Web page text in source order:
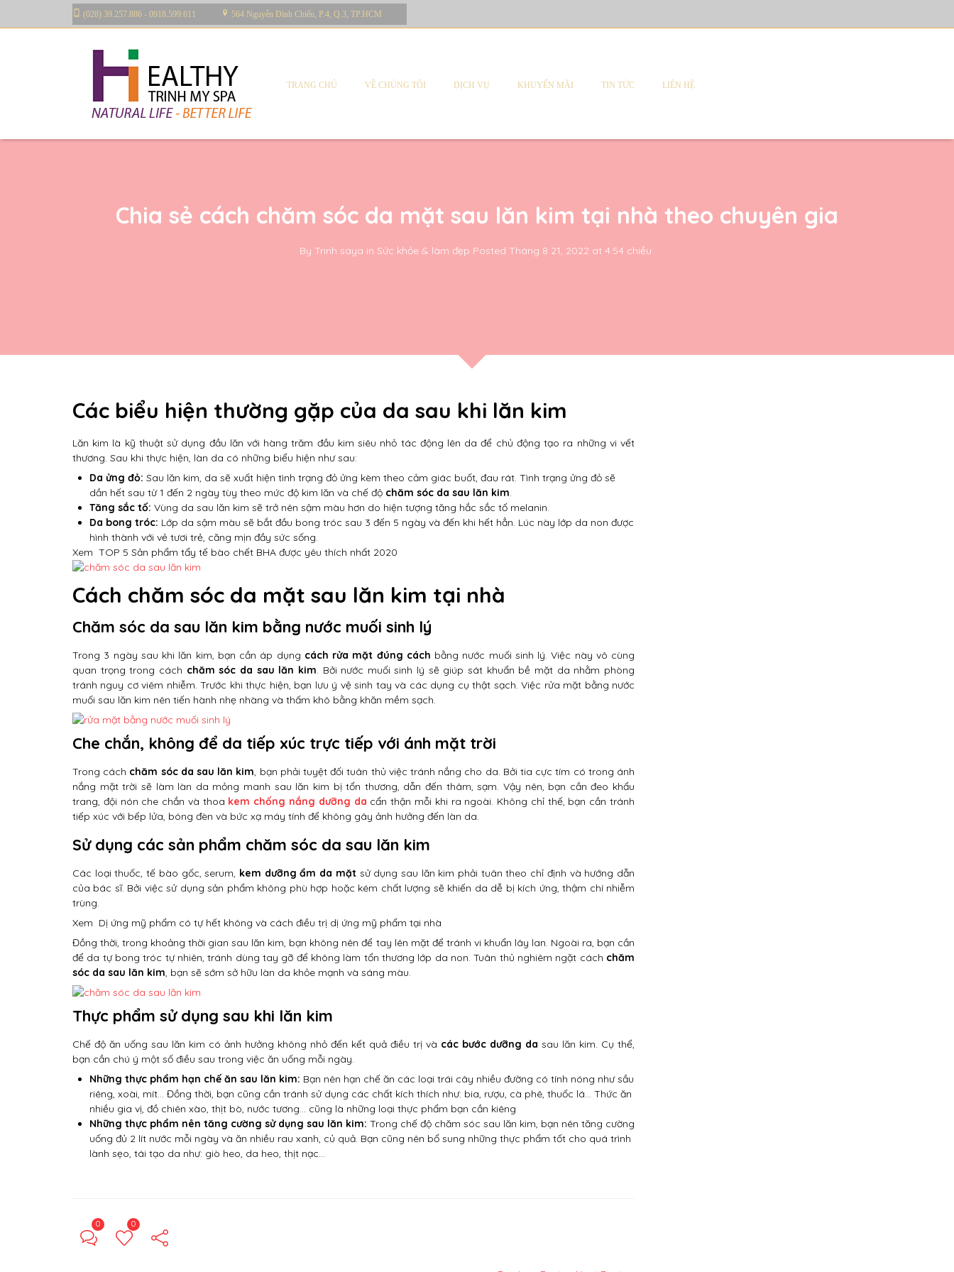
(028) 39.257.886 - 0918.599.611 564 Nguyễn Đình Chiểu, P.4, Q.3, TP.HCM
TRANG CHỦ VỀ CHÚNG TÔI DỊCH VỤ KHUYẾN MÃI TIN TỨC LIÊN HỆ
Chia sẻ cách chăm sóc da mặt sau lăn kim tại nhà theo chuyên gia
By Trinh saya in Sức khỏe & làm đẹp Posted Tháng 8 21, 2022 at 4:54 chiều
Các biểu hiện thường gặp của da sau khi lăn kim
Lăn kim là kỹ thuật sử dụng đầu lăn với hàng trăm đầu kim siêu nhỏ tác động lên da để chủ động tạo ra những vi vết
thương. Sau khi thực hiện, làn da có những biểu hiện như sau:
Da ửng đỏ: Sau lăn kim, da sẽ xuất hiện tình trạng đỏ ửng kèm theo cảm giác buốt, đau rát. Tình trạng ửng đỏ sẽ
dần hết sau từ 1 đến 2 ngày tùy theo mức độ kim lăn và chế độ chăm sóc da sau lăn kim.
Tăng sắc tố: Vùng da sau lăn kim sẽ trở nên sậm màu hơn do hiện tượng tăng hắc sắc tố melanin.
Da bong tróc: Lớp da sậm màu sẽ bắt đầu bong tróc sau 3 đến 5 ngày và đến khi hết hẳn. Lúc này lớp da non được
hình thành với vẻ tươi trẻ, căng mịn đầy sức sống.
Xem TOP 5 Sản phẩm tẩy tế bào chết BHA được yêu thích nhất 2020
Cách chăm sóc da mặt sau lăn kim tại nhà
Chăm sóc da sau lăn kim bằng nước muối sinh lý
Trong 3 ngày sau khi lăn kim, bạn cần áp dụng cách rửa mặt đúng cách bằng nước muối sinh lý. Việc này vô cùng
quan trọng trong cách chăm sóc da sau lăn kim. Bởi nước muối sinh lý sẽ giúp sát khuẩn bề mặt da nhằm phòng
tránh nguy cơ viêm nhiễm. Trước khi thực hiện, bạn lưu ý vệ sinh tay và các dụng cụ thật sạch. Việc rửa mặt bằng nước
muối sau lăn kim nên tiến hành nhẹ nhàng và thấm khô bằng khăn mềm sạch.
Che chắn, không để da tiếp xúc trực tiếp với ánh mặt trời
Trong cách chăm sóc da sau lăn kim, bạn phải tuyệt đối tuân thủ việc tránh nắng cho da. Bởi tia cực tím có trong ánh
nắng mặt trời sẽ làm làn da mỏng manh sau lăn kim bị tổn thương, dẫn đến thâm, sạm. Vậy nên, bạn cần đeo khẩu
trang, đội nón che chắn và thoa kem chống nắng dưỡng da cẩn thận mỗi khi ra ngoài. Không chỉ thế, bạn cần tránh
tiếp xúc với bếp lửa, bóng đèn và bức xạ máy tính để không gây ảnh hưởng đến làn da.
Sử dụng các sản phẩm chăm sóc da sau lăn kim
Các loại thuốc, tế bào gốc, serum, kem dưỡng ẩm da mặtsử dụng sau lăn kim phải tuân theo chỉ định và hướng dẫn
của bác sĩ. Bởi việc sử dụng sản phẩm không phù hợp hoặc kém chất lượng sẽ khiến da dễ bị kích ứng, thậm chí nhiễm
trùng.
Xem Dị ứng mỹ phẩm có tự hết không và cách điều trị dị ứng mỹ phẩm tại nhà
Đồng thời, trong khoảng thời gian sau lăn kim, bạn không nên để tay lên mặt để tránh vi khuẩn lây lan. Ngoài ra, bạn cần
để da tự bong tróc tự nhiên, tránh dùng tay gỡ để không làm tổn thương lớp da non. Tuân thủ nghiêm ngặt cách chăm
sóc da sau lăn kim, bạn sẽ sớm sở hữu làn da khỏe mạnh và sáng màu.
Thực phẩm sử dụng sau khi lăn kim
Chế độ ăn uống sau lăn kim có ảnh hưởng không nhỏ đến kết quả điều trị và các bước dưỡng da sau lăn kim. Cụ thể,
bạn cần chú ý một số điều sau trong việc ăn uống mỗi ngày.
Những thực phẩm hạn chế ăn sau lăn kim: Bạn nên hạn chế ăn các loại trái cây nhiều đường có tính nóng như sầu
riêng, xoài, mít… Đồng thời, bạn cũng cần tránh sử dụng các chất kích thích như: bia, rượu, cà phê, thuốc lá… Thức ăn
nhiều gia vị, đồ chiên xào, thịt bò, nước tương… cũng là những loại thực phẩm bạn cần kiêng
Những thực phẩm nên tăng cường sử dụng sau lăn kim: Trong chế độ chăm sóc sau lăn kim, bạn nên tăng cường
uống đủ 2 lít nước mỗi ngày và ăn nhiều rau xanh, củ quả. Bạn cũng nên bổ sung những thực phẩm tốt cho quá trình
lành sẹo, tái tạo da như: giò heo, da heo, thịt nạc…
0 0